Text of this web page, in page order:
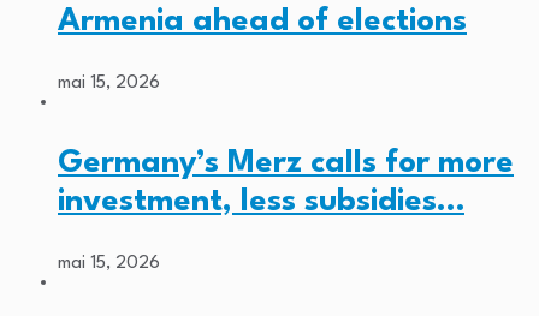
Armenia ahead of elections
mai 15, 2026
Germany’s Merz calls for more
investment, less subsidies…
mai 15, 2026